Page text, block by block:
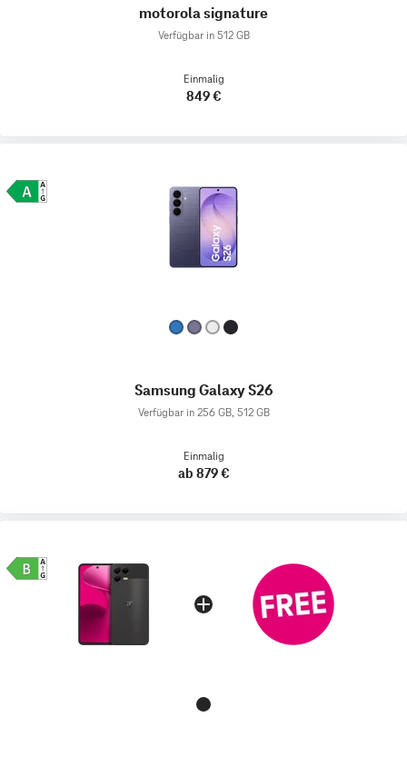
motorola signature
Verfügbar in 512 GB
Einmalig
849 €
Samsung Galaxy S26
Verfügbar in 256 GB, 512 GB
Einmalig
ab 879 €